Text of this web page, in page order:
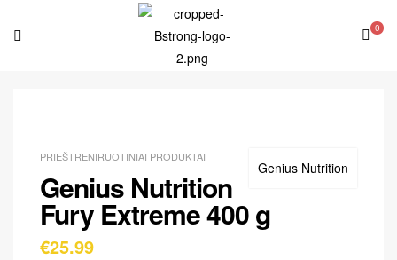
0
Genius Nutrition
PRIEŠTRENIRUOTINIAI PRODUKTAI
Genius Nutrition
Fury Extreme 400 g
€25.99